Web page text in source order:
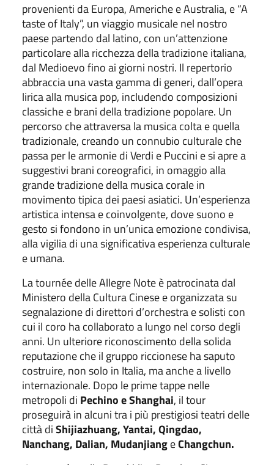
provenienti da Europa, Americhe e Australia, e “A
taste of Italy”, un viaggio musicale nel nostro
paese partendo dal latino, con un’attenzione
particolare alla ricchezza della tradizione italiana,
dal Medioevo fino ai giorni nostri. Il repertorio
abbraccia una vasta gamma di generi, dall’opera
lirica alla musica pop, includendo composizioni
classiche e brani della tradizione popolare. Un
percorso che attraversa la musica colta e quella
tradizionale, creando un connubio culturale che
passa per le armonie di Verdi e Puccini e si apre a
suggestivi brani coreografici, in omaggio alla
grande tradizione della musica corale in
movimento tipica dei paesi asiatici. Un’esperienza
artistica intensa e coinvolgente, dove suono e
gesto si fondono in un’unica emozione condivisa,
alla vigilia di una significativa esperienza culturale
e umana.
La tournée delle Allegre Note è patrocinata dal
Ministero della Cultura Cinese e organizzata su
segnalazione di direttori d’orchestra e solisti con
cui il coro ha collaborato a lungo nel corso degli
anni. Un ulteriore riconoscimento della solida
reputazione che il gruppo riccionese ha saputo
costruire, non solo in Italia, ma anche a livello
internazionale. Dopo le prime tappe nelle
metropoli di Pechino e Shanghai, il tour
proseguirà in alcuni tra i più prestigiosi teatri delle
città diShijiazhuang, Yantai, Qingdao,
Nanchang, Dalian, MudanjiangeChangchun.